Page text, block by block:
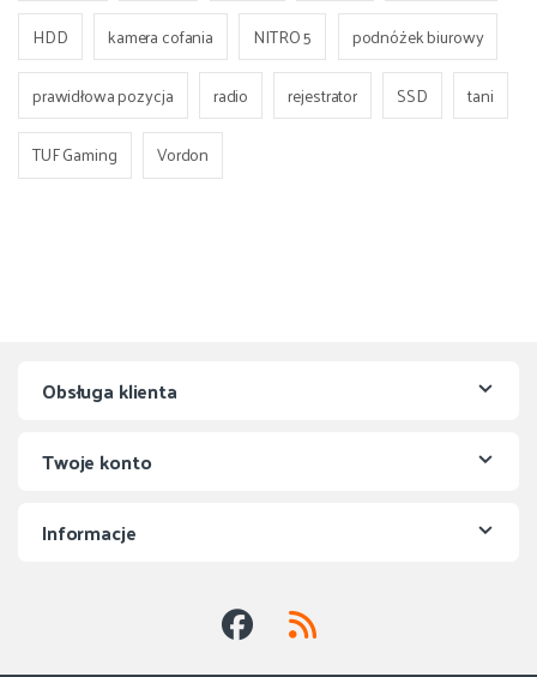
HDD
kamera cofania NITRO 5
podnóżek biurowy
prawidłowa pozycja
radio rejestrator SSD
tani
TUF Gaming
Vordon
Obsługa klienta
Twoje konto
Informacje